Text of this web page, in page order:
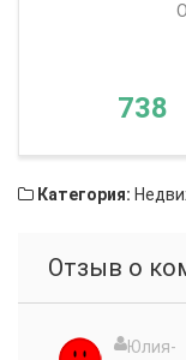
738
Категория:
Отзыв о
Юлия-